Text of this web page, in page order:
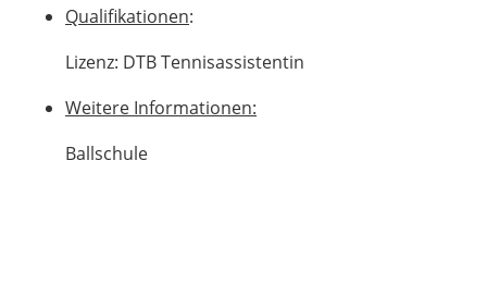
Qualifikationen:
Lizenz: DTB Tennisassistentin
Weitere Informationen:
Ballschule